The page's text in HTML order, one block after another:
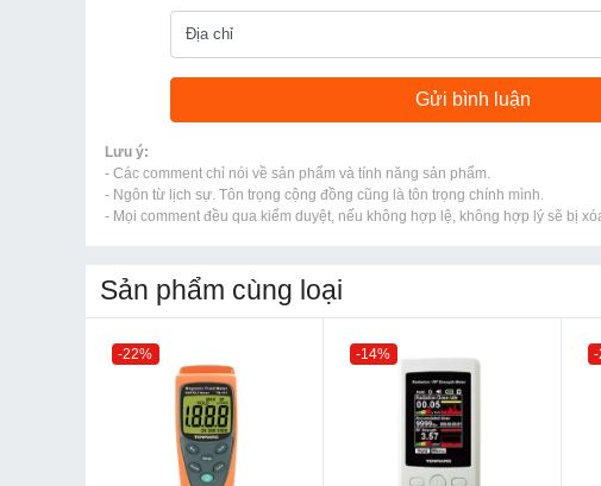
Lưu ý:
- Các comment chỉ nói về sản phẩm và tính năng sản phẩm.
- Ngôn từ lịch sự. Tôn trọng cộng đồng cũng là tôn trọng chính mình.
- Mọi comment đều qua kiểm duyệt, nếu không hợp lệ, không hợp lý sẽ bị
Sản phẩm cùng loại
-22% -14%